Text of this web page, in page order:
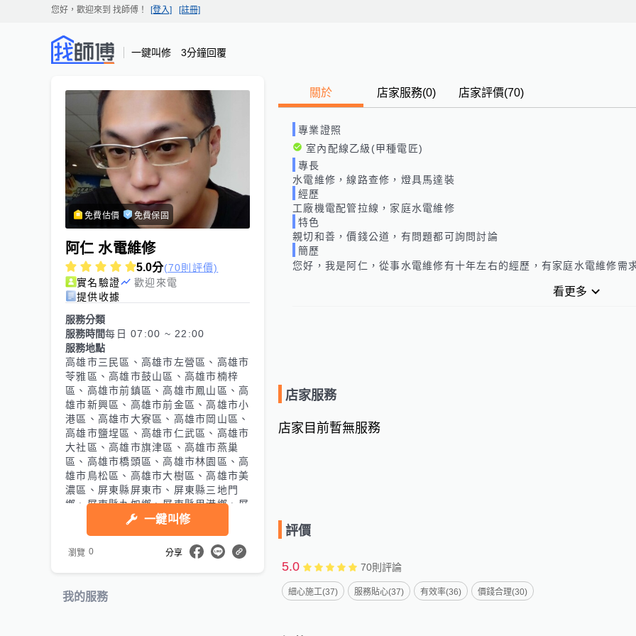
您好，歡迎來到 找師傅 ！ [登入] [註冊]
一鍵叫修 3分鐘回覆
免費估價 免費保固
阿仁 水電維修
5.0分(70則評價)
實名驗證
歡迎來電
提供收據
服務分類
服務時間每日 07:00 ~ 22:00
服務地點
高雄市三民區、高雄市左營區、高雄市
苓雅區、高雄市鼓山區、高雄市楠梓
區、高雄市前鎮區、高雄市鳳山區、高
雄市新興區、高雄市前金區、高雄市小
港區、高雄市大寮區、高雄市岡山區、
高雄市鹽埕區、高雄市仁武區、高雄市
大社區、高雄市旗津區、高雄市燕巢
區、高雄市橋頭區、高雄市林園區、高
雄市鳥松區、高雄市大樹區、高雄市美
濃區、屏東縣屏東市、屏東縣三地門
鄉、屏東縣九如鄉、屏東縣里港鄉、屏
東縣高樹鄉、屏東縣鹽埔鄉、屏東縣長
治鄉、屏東縣麟洛鄉、屏東縣竹田鄉、
屏東縣內埔鄉、屏東縣萬丹鄉、屏東縣
潮州鎮、屏東縣泰武鄉、屏東縣來義
鄉、屏東縣萬巒鄉、屏東縣崁頂鄉、屏
東縣新埤鄉、屏東縣南州鄉、屏東縣林
邊鄉、屏東縣東港鎮、屏東縣佳冬鄉、
一鍵叫修
瀏覽 0 分享
我的服務
關於 店家服務(0) 店家評價(70)
專業證照
室內配線乙級(甲種電匠)
專長
水電維修，線路查修，燈具馬達裝
經歷
工廠機電配管拉線，家庭水電維修
特色
親切和善，價錢公道，有問題都可詢問討論
簡歷
您好，我是阿仁，從事水電維修有十年左右的經歷，有家庭水電維修需
看更多
店家服務
店家目前暫無服務
評價
5.0 70則評論
細心施工(37) 服務貼心(37) 有效率(36) 價錢合理(30)